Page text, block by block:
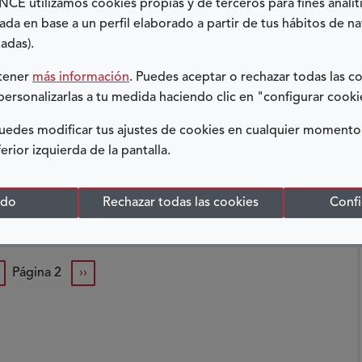
utilizamos cookies propias y de terceros para fines
en base a un perfil elaborado a partir de tus hábitos de
más información. Puedes aceptar o rechazar todas las
a tu medida haciendo clic en "configurar
modificar tus ajustes de cookies en cualquier
izquierda de la pantalla.
Rechazar todas las cookies
anterior
Página 2 siguiente página
››